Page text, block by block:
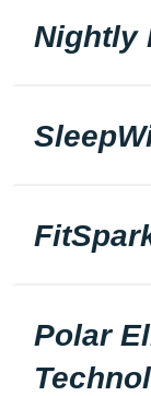
Nightly
Polar